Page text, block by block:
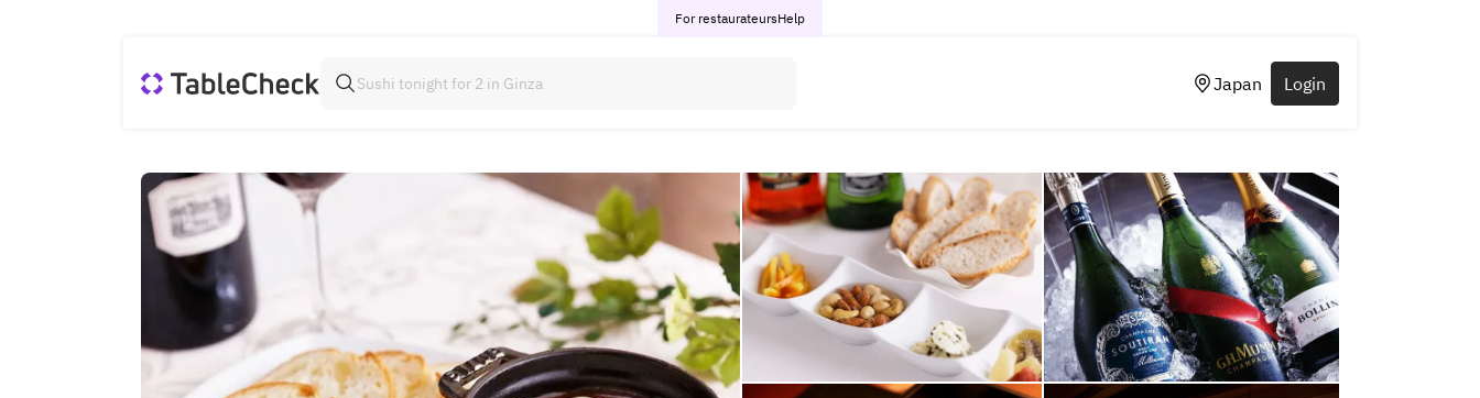
For restaurateursHelp
Japan Login